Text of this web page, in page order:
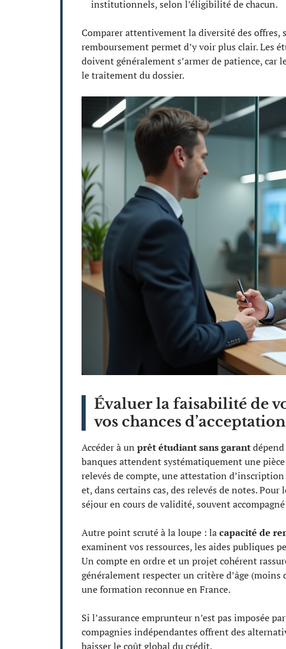
institutionnels, selon l’éligibilité de chacun.
Comparer attentivement la diversité des offres,
remboursement permet d’y voir plus clair. Les
doivent généralement s’armer de patience,
le traitement du dossier.
Évaluer la faisabilité de
vos chances d’acceptation
Accéder à un prêt étudiant sans garant
banques attendent systématiquement une
relevés de compte, une attestation
et, dans certains cas, des relevés de notes.
séjour en cours de validité, souvent
Autre point scruté à la loupe : lacapacité de
examinent vos ressources, les aides publiques
Un compte en ordre et un projet cohérent
généralement respecter un critère d’âge
une formation reconnue en France.
Si l’assurance emprunteur n’est pas imposée
compagnies indépendantes offrent des
baisser le coût global du crédit.